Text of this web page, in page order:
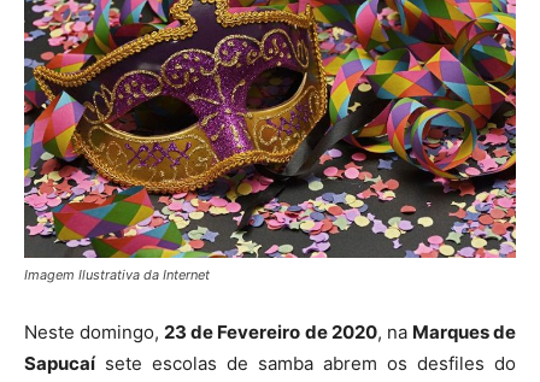
Imagem Ilustrativa da Internet
Neste domingo,23 de Fevereiro de 2020, na Marques de
Sapucaísete escolas de samba abrem os desfiles do